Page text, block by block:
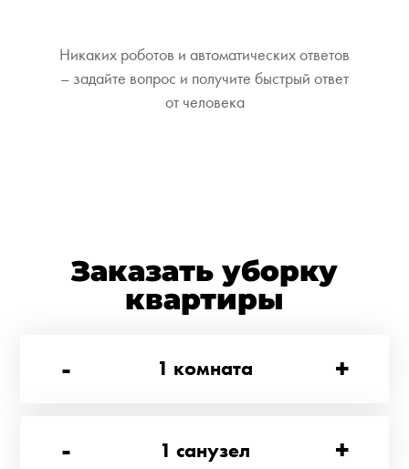
Никаких роботов и автоматических ответов
– задайте вопрос и получите быстрый ответ
от человека
Заказать уборку
квартиры
-
1 комната +
- 1 санузел +